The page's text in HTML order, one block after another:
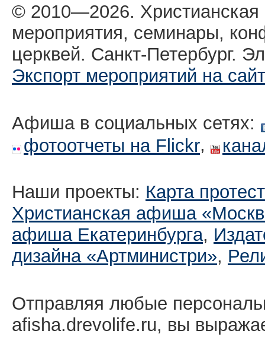
© 2010—2026.
мероприятия, семинары,
церквей. Санкт-Петербург.
Экспорт мероприятий на сайт
Афиша в социальных сетях:
фотоотчеты на Flickr,
Наши проекты: Карта
Христианская афиша
афиша Екатеринбургa,
дизайна «Артминистри»,
Отправляя любые
afisha.drevolife.ru, вы